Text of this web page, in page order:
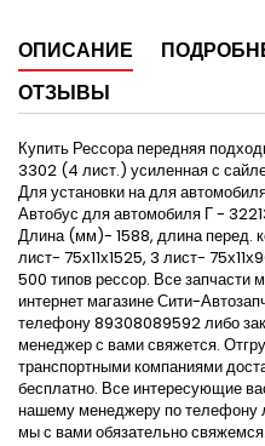
ОПИСАНИЕ
ОТЗЫВЫ
Купить Рессора передняя
3302 (4 лист.) усиленная с
Для установки на для
Автобус для автомобиля Г -
Длина (мм)- 1588, длина перед.
лист- 75х11х1525, 3 лист-
500 типов рессор. Все запчасти
интернет магазине Сити-
телефону 89308089592 либо
менеджер с вами свяжется.
транспортными компаниями
бесплатно. Все интересующие
нашему менеджеру по телефону
мы с вами обязательно свяжемся.